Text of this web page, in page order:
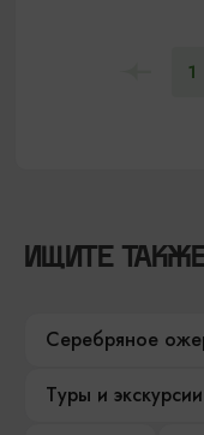
1
ИЩИТЕ
Серебряное
Туры и экскурсии